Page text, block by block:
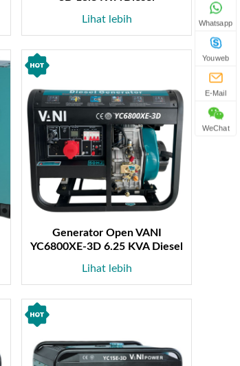
Lihat lebih
Generator Open VANI
YC6800XE-3D 6.25 KVA Diesel
Lihat lebih
Whatsapp
Youweb
E-Mail
WeChat